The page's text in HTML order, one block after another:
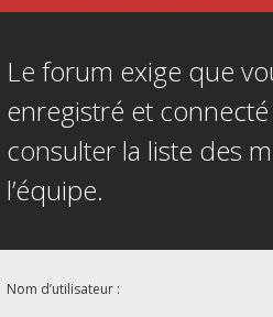
Le forum exige que
enregistré et
consulter la liste des
l’équipe.
Nom d’utilisateur :